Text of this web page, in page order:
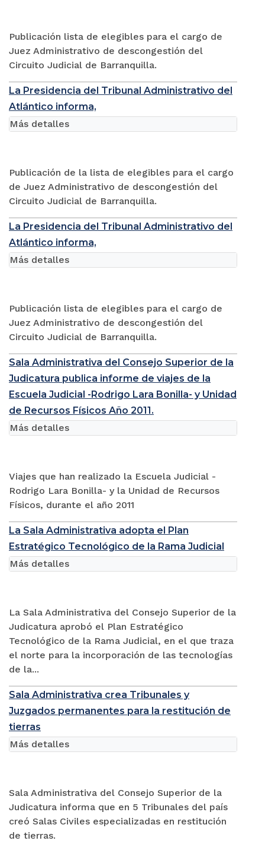
Publicación lista de elegibles para el cargo de
Juez Administrativo de descongestión del
Circuito Judicial de Barranquilla.
La Presidencia del Tribunal Administrativo del
Atlántico informa,
Publicación de la lista de elegibles para el cargo
de Juez Administrativo de descongestión del
Circuito Judicial de Barranquilla.
Más detalles
La Presidencia del Tribunal Administrativo del
Atlántico informa,
Publicación lista de elegibles para el cargo de
Juez Administrativo de descongestión del
Circuito Judicial de Barranquilla.
Más detalles
Sala Administrativa del Consejo Superior de la
Judicatura publica informe de viajes de la
Escuela Judicial -Rodrigo Lara Bonilla- y Unidad
de Recursos Físicos Año 2011.
Viajes que han realizado la Escuela Judicial -
Rodrigo Lara Bonilla- y la Unidad de Recursos
Físicos, durante el año 2011
Más detalles
La Sala Administrativa adopta el Plan
Estratégico Tecnológico de la Rama Judicial
La Sala Administrativa del Consejo Superior de la
Judicatura aprobó el Plan Estratégico
Tecnológico de la Rama Judicial, en el que traza
el norte para la incorporación de las tecnologías
de la...
Más detalles
Sala Administrativa crea Tribunales y
Juzgados permanentes para la restitución de
tierras
Sala Administrativa del Consejo Superior de la
Judicatura informa que en 5 Tribunales del país
creó Salas Civiles especializadas en restitución
de tierras.
Más detalles